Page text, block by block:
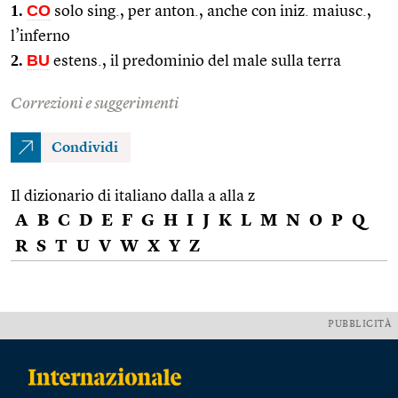
1. CO solo sing. , per anton. , anche con iniz. maiusc. ,
l’inferno
2. BU estens. , il predominio del male sulla terra
Correzioni e suggerimenti
Condividi
Il dizionario di italiano dalla a alla z
A B C D E F G H I J K L M N O P Q
R S T U V W X Y Z
PUBBLICITÀ